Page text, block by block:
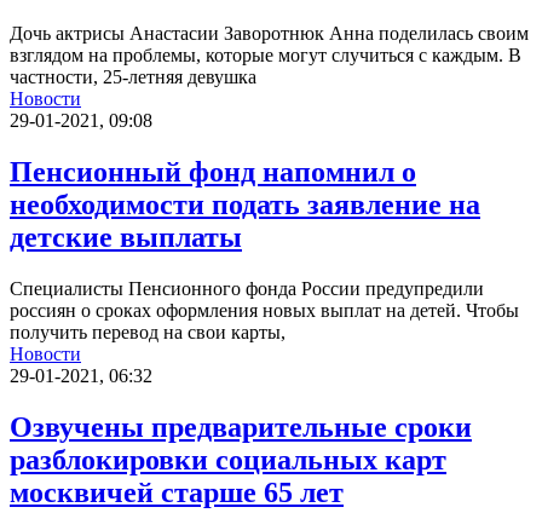
Дочь актрисы Анастасии Заворотнюк Анна поделилась своим
взглядом на проблемы, которые могут случиться с каждым. В
частности, 25-летняя девушка
Новости
29-01-2021, 09:08
Пенсионный фонд напомнил о
необходимости подать заявление на
детские выплаты
Специалисты Пенсионного фонда России предупредили
россиян о сроках оформления новых выплат на детей. Чтобы
получить перевод на свои карты,
Новости
29-01-2021, 06:32
Озвучены предварительные сроки
разблокировки социальных карт
москвичей старше 65 лет